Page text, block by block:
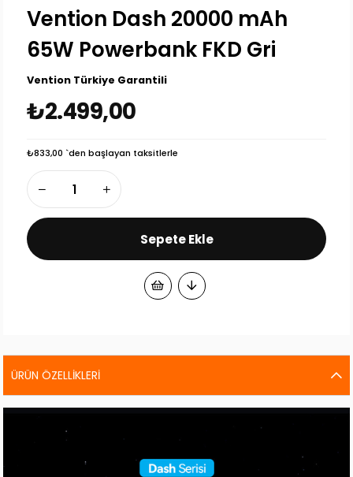
Vention Dash 20000 mAh
65W Powerbank FKD Gri
Vention Türkiye Garantili
₺2.499,00
₺833,00 `den başlayan taksitlerle
ÜRÜN ÖZELLIKLERI